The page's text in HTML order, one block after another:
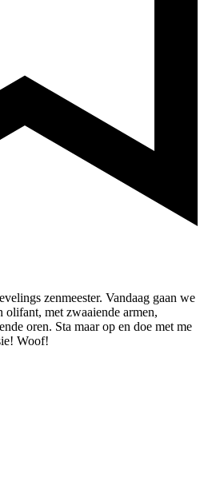
zenmeester. Vandaag gaan we
olifant, met zwaaiende armen,
oren. Sta maar op en doe met me
Woof!